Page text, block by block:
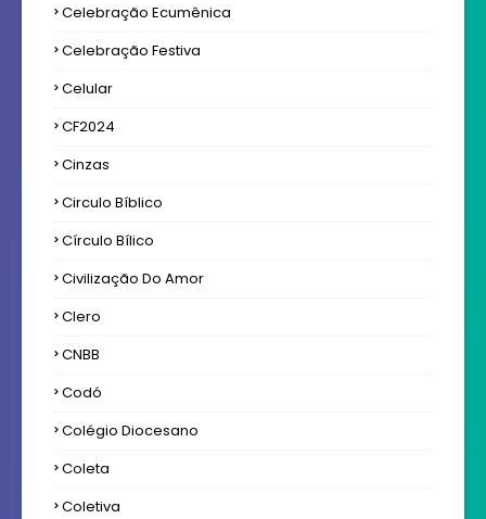
Celebração Ecumênica
Celebração Festiva
Celular
CF2024
Cinzas
Circulo Bíblico
Círculo Bílico
Civilização Do Amor
Clero
CNBB
Codó
Colégio Diocesano
Coleta
Coletiva